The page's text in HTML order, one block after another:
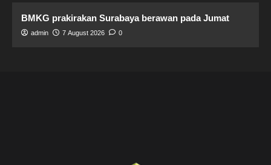
BMKG prakirakan Surabaya berawan pada Jumat
admin 7 August 2026 0